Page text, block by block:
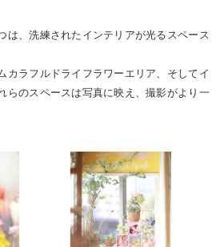
は、洗練されたインテリアが光るスペース
カラフルドライフラワーエリア、そしてイ
らのスペースは写真に映え、撮影がより一